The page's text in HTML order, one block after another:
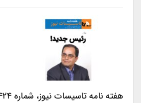
هفته نامه تاسیسات نیوز، شماره ۴۲۴ منتشر شد